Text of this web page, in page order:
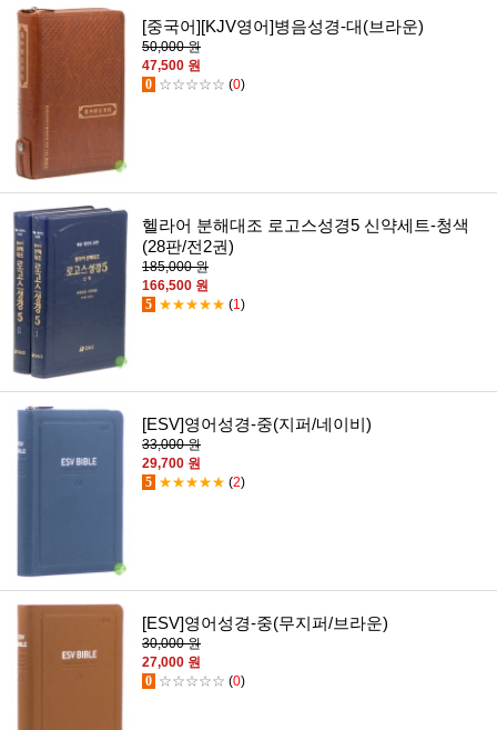
[중국어][KJV영어]병음성경-대(브라운)
50,000 원
47,500 원
0 ☆☆☆☆☆ (0)
헬라어 분해대조 로고스성경5 신약세트-청색
(28판/전2권)
185,000 원
166,500 원
5 ★★★★★ (1)
[ESV]영어성경-중(지퍼/네이비)
33,000 원
29,700 원
5 ★★★★★ (2)
[ESV]영어성경-중(무지퍼/브라운)
30,000 원
27,000 원
0 ☆☆☆☆☆ (0)